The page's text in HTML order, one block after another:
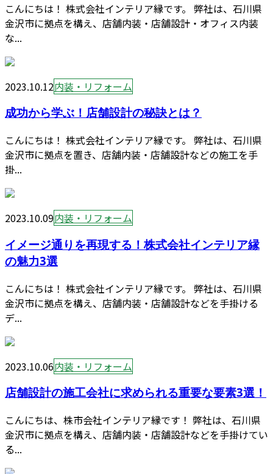
こんにちは！ 株式会社インテリア縁です。 弊社は、石川県
金沢市に拠点を構え、店舗内装・店舗設計・オフィス内装
な...
2023.10.12内装・リフォーム
成功から学ぶ！店舗設計の秘訣とは？
こんにちは！ 株式会社インテリア縁です。 弊社は、石川県
金沢市に拠点を置き、店舗内装・店舗設計などの施工を手
掛...
2023.10.09内装・リフォーム
イメージ通りを再現する！株式会社インテリア縁
の魅力3選
こんにちは！ 株式会社インテリア縁です。 弊社は、石川県
金沢市に拠点を構え、店舗内装・店舗設計などを手掛ける
デ...
2023.10.06内装・リフォーム
店舗設計の施工会社に求められる重要な要素3選！
こんにちは、株市会社インテリア縁です！ 弊社は、石川県
金沢市に拠点を構え、店舗内装・店舗設計などを手掛けてい
る...